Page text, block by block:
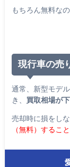
もちろん無料な
現行車の売
通常、新型モデ
き、 買取相場が
売却時に損をし
（無料）するこ